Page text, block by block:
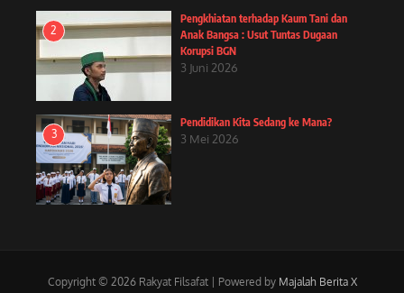
2
Pengkhiatan terhadap Kaum Tani dan
Anak Bangsa : Usut Tuntas Dugaan
Korupsi BGN
3 Juni 2026
3
Pendidikan Kita Sedang ke Mana?
3 Mei 2026
Copyright © 2026 Rakyat Filsafat | Powered by Majalah Berita X